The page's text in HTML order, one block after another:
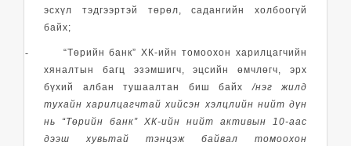
эсхүл тэдгээртэй төрөл, садангийн холбоогүй
байх;
-
“Төрийн банк” ХК-ийн томоохон харилцагчийн
хяналтын багц эзэмшигч, эцсийн өмчлөгч, эрх
бүхий албан тушаалтан биш байх/нэг жилд
тухайн харилцагчтай хийсэн хэлцлийн нийт дүн
нь “Төрийн банк” ХК-ийн нийт активын 10-аас
дээш хувьтай тэнцэж байвал томоохон